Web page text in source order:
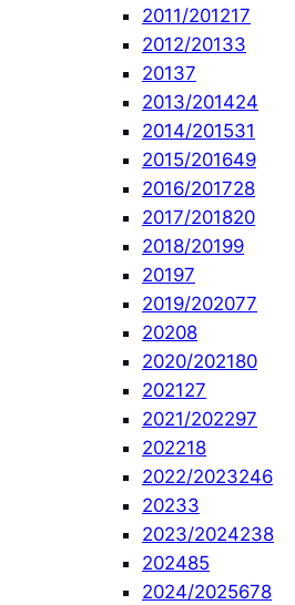
2011/201217
2012/20133
20137
2013/201424
2014/201531
2015/201649
2016/201728
2017/201820
2018/20199
20197
2019/202077
20208
2020/202180
202127
2021/202297
202218
2022/2023246
20233
2023/2024238
202485
2024/2025678